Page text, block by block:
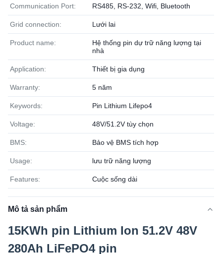
Communication Port: RS485, RS-232, Wifi, Bluetooth
Grid connection: Lưới lai
Product name:
Hệ thống pin dự trữ năng lượng tại
nhà
Application: Thiết bị gia dụng
Warranty: 5 năm
Keywords: Pin Lithium Lifepo4
Voltage: 48V/51.2V tùy chọn
BMS: Bảo vệ BMS tích hợp
Usage: lưu trữ năng lượng
Features: Cuộc sống dài
Mô tả sản phẩm
15KWh pin Lithium Ion 51.2V 48V
280Ah LiFePO4 pin